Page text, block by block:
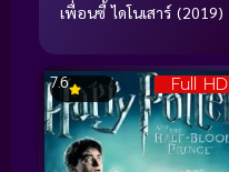
เพื่อนซี้ ไดโนเสาร์ (2019)
Full HD
7.6